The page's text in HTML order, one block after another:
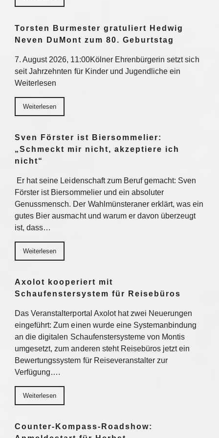
Torsten Burmester gratuliert Hedwig
Neven DuMont zum 80. Geburtstag
7. August 2026, 11:00Kölner Ehrenbürgerin setzt sich
seit Jahrzehnten für Kinder und Jugendliche ein
Weiterlesen
Weiterlesen
Sven Förster ist Biersommelier:
„Schmeckt mir nicht, akzeptiere ich
nicht“
Er hat seine Leidenschaft zum Beruf gemacht: Sven
Förster ist Biersommelier und ein absoluter
Genussmensch. Der Wahlmünsteraner erklärt, was ein
gutes Bier ausmacht und warum er davon überzeugt
ist, dass…
Weiterlesen
Axolot kooperiert mit
Schaufenstersystem für Reisebüros
Das Veranstalterportal Axolot hat zwei Neuerungen
eingeführt: Zum einen wurde eine Systemanbindung
an die digitalen Schaufenstersysteme von Montis
umgesetzt, zum anderen steht Reisebüros jetzt ein
Bewertungssystem für Reiseveranstalter zur
Verfügung….
Weiterlesen
Counter-Kompass-Roadshow: